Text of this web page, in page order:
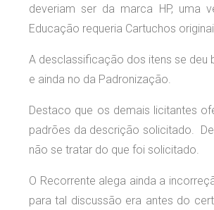
deveriam ser da marca HP, uma
Educação requeria Cartuchos
A desclassificação dos itens se
e ainda no da Padronização.
Destaco que os demais licitantes
padrões da descrição solicitado.
não se tratar do que foi solicitado.
O Recorrente alega ainda a
para tal discussão era antes do